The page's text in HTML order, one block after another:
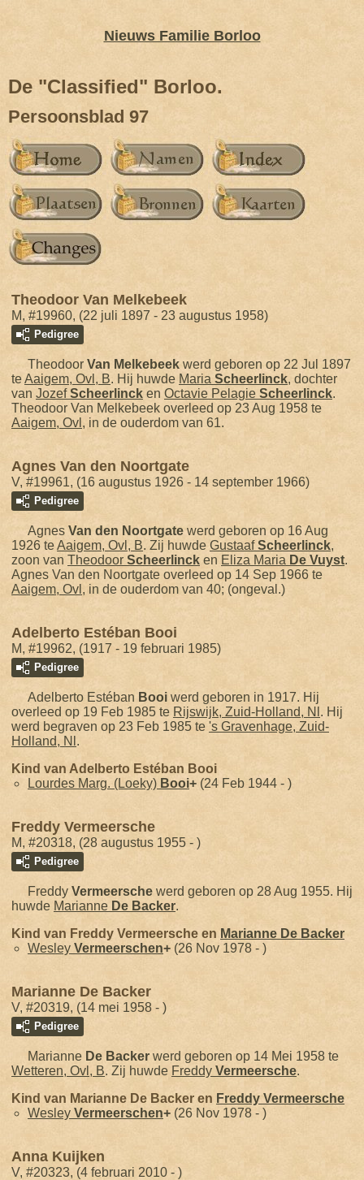
Nieuws Familie Borloo
De "Classified" Borloo.
Persoonsblad 97
Theodoor Van Melkebeek
M, #19960, (22 juli 1897 - 23 augustus 1958)
Pedigree
Theodoor Van Melkebeek werd geboren op 22 Jul 1897
teAaigem, Ovl, B. Hij huwde Maria Scheerlinck, dochter
van JozefScheerlinck en Octavie Pelagie Scheerlinck.
Theodoor Van Melkebeek overleed op 23 Aug 1958 te
Aaigem, Ovl , in de ouderdom van 61.
Agnes Van den Noortgate
V, #19961, (16 augustus 1926 - 14 september 1966)
Pedigree
Agnes Van den Noortgate werd geboren op 16 Aug
1926 teAaigem, Ovl, B. Zij huwde GustaafScheerlinck,
zoon van Theodoor Scheerlinck en Eliza Maria De Vuyst.
Agnes Van den Noortgate overleed op 14 Sep 1966 te
Aaigem, Ovl , in de ouderdom van 40; (ongeval.)
Adelberto Estéban Booi
M, #19962, (1917 - 19 februari 1985)
Pedigree
Adelberto Estéban Booi werd geboren in 1917. Hij
overleed op 19 Feb 1985 te Rijswijk, Zuid-Holland, Nl . Hij
werd begraven op 23 Feb 1985 te 's Gravenhage, Zuid-
Holland, Nl .
Kind van Adelberto Estéban Booi
Lourdes Marg. (Loeky) Booi+ (24 Feb 1944 - )
Freddy Vermeersche
M, #20318, (28 augustus 1955 - )
Pedigree
Freddy Vermeersche werd geboren op 28 Aug 1955. Hij
huwde Marianne De Backer.
Kind van Freddy Vermeersche en Marianne De Backer
Wesley Vermeerschen+ (26 Nov 1978 - )
Marianne De Backer
V, #20319, (14 mei 1958 - )
Pedigree
Marianne De Backer werd geboren op 14 Mei 1958 te
Wetteren, Ovl, B. Zij huwde Freddy Vermeersche.
Kind van Marianne De Backer en Freddy Vermeersche
Wesley Vermeerschen+ (26 Nov 1978 - )
Anna Kuijken
V, #20323, (4 februari 2010 - )